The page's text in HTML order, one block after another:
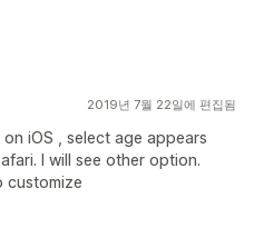
2019년 7월 22일에 편집됨
iOS , select age appears
I will see other option.
customize